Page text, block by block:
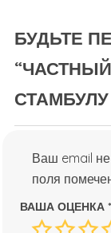
БУДЬТЕ
Ваш email не
поля
ВАША ОЦЕНКА *